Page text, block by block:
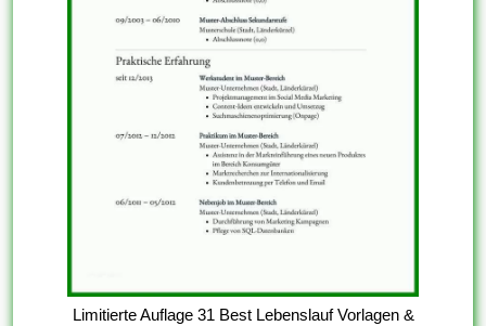
Limitierte Auflage 31 Best Lebenslauf Vorlagen &